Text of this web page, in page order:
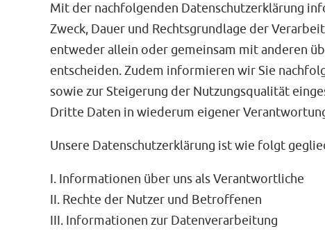
Mit der nachfolgenden Datenschutzerklärung
Zweck, Dauer und Rechtsgrundlage der
entweder allein oder gemeinsam mit anderen
entscheiden. Zudem informieren wir Sie
sowie zur Steigerung der Nutzungsqualität
Dritte Daten in wiederum eigener
Unsere Datenschutzerklärung ist wie folgt
I. Informationen über uns als Verantwortliche
II. Rechte der Nutzer und Betroffenen
III. Informationen zur Datenverarbeitung